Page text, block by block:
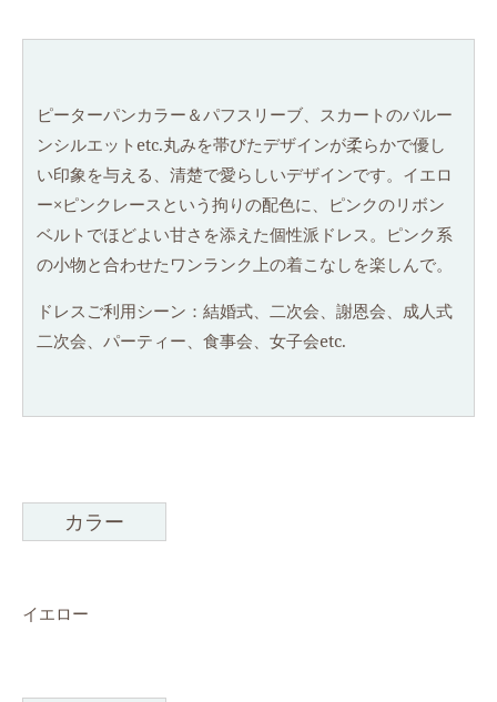
ピーターパンカラー＆パフスリーブ、スカートのバルー
ンシルエットetc.丸みを帯びたデザインが柔らかで優し
い印象を与える、清楚で愛らしいデザインです。イエロ
ー×ピンクレースという拘りの配色に、ピンクのリボン
ベルトでほどよい甘さを添えた個性派ドレス。ピンク系
の小物と合わせたワンランク上の着こなしを楽しんで。
ドレスご利用シーン：結婚式、二次会、謝恩会、成人式
二次会、パーティー、食事会、女子会etc.
カラー
イエロー